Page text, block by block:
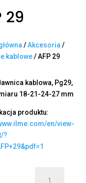
29
/Akcesoria /
kablowe/ AFP 29
kablowa, Pg29,
18-21-24-27 mm
produktu:
en/view-
?